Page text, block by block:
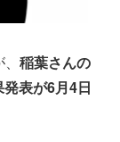
稲葉さんの
表が6月4日